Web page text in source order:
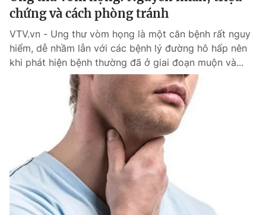
chứng và cách phòng tránh
VTV.vn - Ung thư vòm họng là một căn bệnh rất nguy
hiểm, dễ nhầm lẫn với các bệnh lý đường hô hấp nên
khi phát hiện bệnh thường đã ở giai đoạn muộn và...